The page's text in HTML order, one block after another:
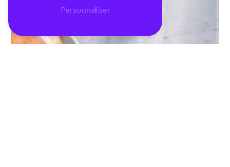
Personnaliser